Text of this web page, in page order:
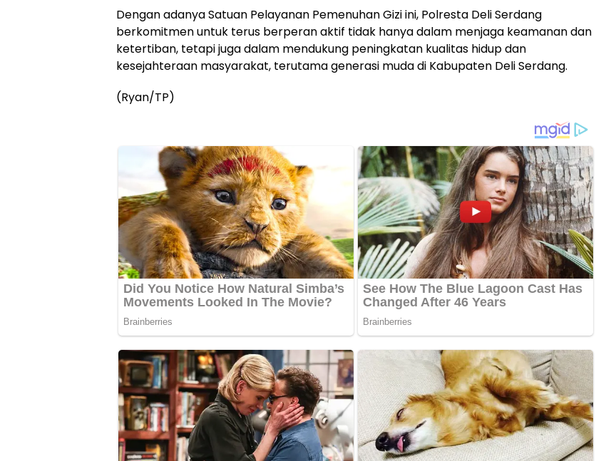
Dengan adanya Satuan Pelayanan Pemenuhan Gizi ini, Polresta Deli Serdang
berkomitmen untuk terus berperan aktif tidak hanya dalam menjaga keamanan dan
ketertiban, tetapi juga dalam mendukung peningkatan kualitas hidup dan
kesejahteraan masyarakat, terutama generasi muda di Kabupaten Deli Serdang.
(Ryan/TP)